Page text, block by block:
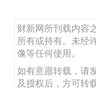
财新网所刊载内容
所有或持有。未经
像等任何使用。
如有意愿转载，请
及授权后，方可转载